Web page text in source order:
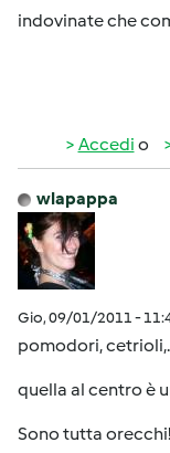
indovinate che
Accedi o
wlapappa
Gio, 09/01/2011 -
pomodori,
quella al centro è
Sono tutta